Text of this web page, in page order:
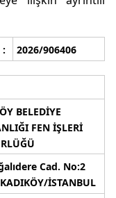
: 2026/906406
BELEDİYE
FEN İŞLERİ
Cad. No:2
İSTANBUL